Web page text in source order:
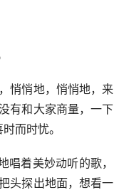
悄地，悄悄地，来
有和大家商量，一下
而时忧。
着美妙动听的歌，
头探出地面，想看一